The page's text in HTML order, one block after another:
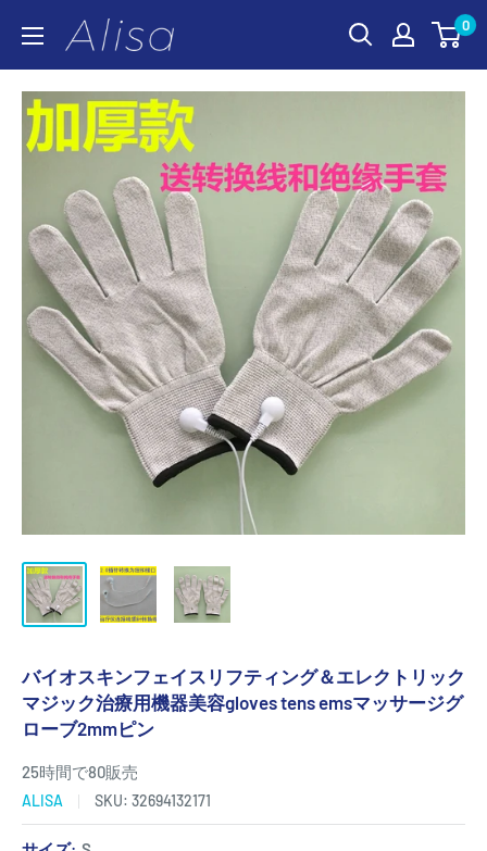
テ
ALISA 0
バイオスキンフェイスリフティング＆エレクトリック
マジック治療用機器美容gloves tens emsマッサージグ
ローブ2mmピン
25時間で80販売
ALISA SKU: 32694132171